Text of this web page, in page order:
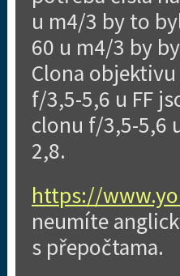
u m4/3 by to
60 u m4/3 by
Clona
f/3,5-5,6 u FF
clonu f/3,5-5,6
2,8.
https://
neumíte
s přepočtama.